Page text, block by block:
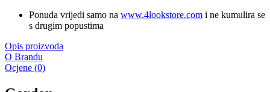
Ponuda vrijedi samo na www.4lookstore.com i ne kumulira se
s drugim popustima
Opis proizvoda
O Brandu
Ocjene (0)